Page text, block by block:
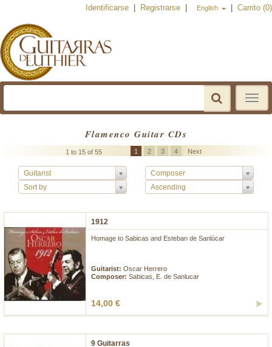
Identificarse Registrarse English Carrito (0)
Toggle
Flamenco Guitar CDs
1 to 15 of 55 1 2 3 4 Next
Guitarist
Composer
Ascending
Sort by
1912
Homage to Sabicas and Esteban de Sanlúcar
Guitarist: Oscar Herrero
Composer: Sabicas, E. de Sanlucar
14,00 €
9 Guitarras